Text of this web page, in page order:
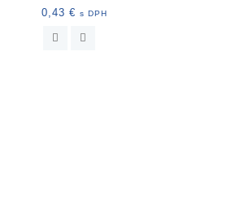
nalepovacia13mm 20ks
94186 ant
0,43 € s DPH